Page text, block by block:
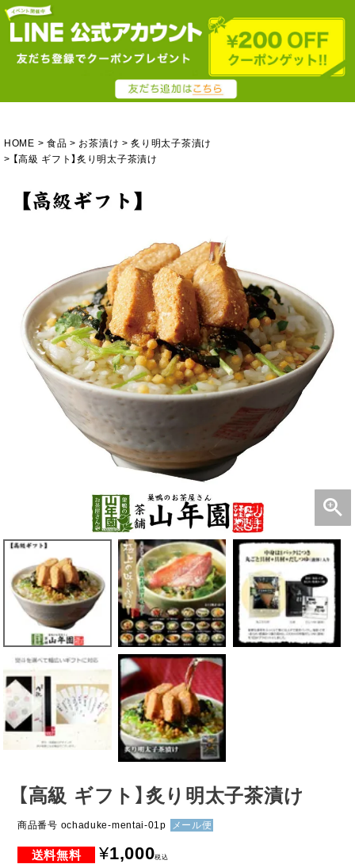
HOME 食品 お茶漬け
炙り明太子茶漬け
【高級 ギフト】炙り明太子茶漬け
【高級 ギフト】炙り明太子茶漬け
商品番号 ochaduke-mentai-01p メール便
¥1,000税込